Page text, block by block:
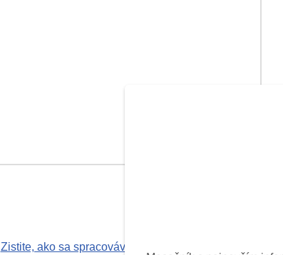
Zistite, ako sa spracovávajú údaje o vašich komentároch.